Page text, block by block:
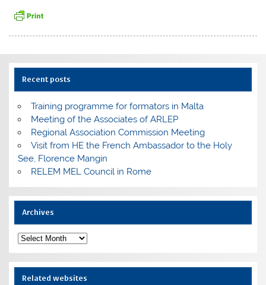
Recent posts
Training programme for formators in Malta
Meeting of the Associates of ARLEP
Regional Association Commission Meeting
Visit from HE the French Ambassador to the Holy
See, Florence Mangin
RELEM MEL Council in Rome
Archives
Archives
Related websites